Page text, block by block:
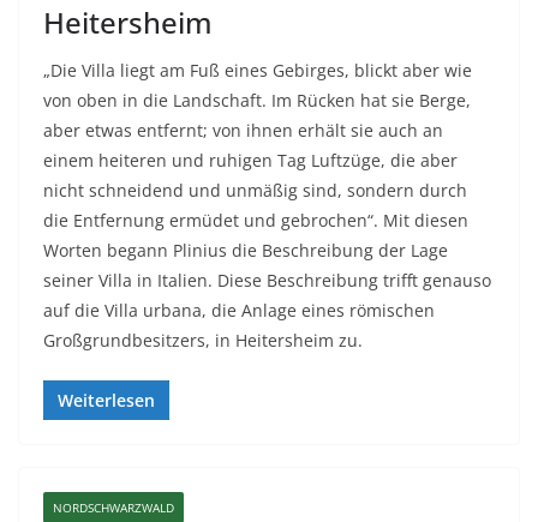
Heitersheim
„Die Villa liegt am Fuß eines Gebirges, blickt aber wie
von oben in die Landschaft. Im Rücken hat sie Berge,
aber etwas entfernt; von ihnen erhält sie auch an
einem heiteren und ruhigen Tag Luftzüge, die aber
nicht schneidend und unmäßig sind, sondern durch
die Entfernung ermüdet und gebrochen“. Mit diesen
Worten begann Plinius die Beschreibung der Lage
seiner Villa in Italien. Diese Beschreibung trifft genauso
auf die Villa urbana, die Anlage eines römischen
Großgrundbesitzers, in Heitersheim zu.
Weiterlesen
NORDSCHWARZWALD